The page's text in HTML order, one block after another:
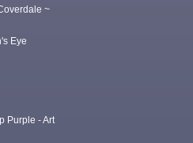
~
Eye
Purple - Art